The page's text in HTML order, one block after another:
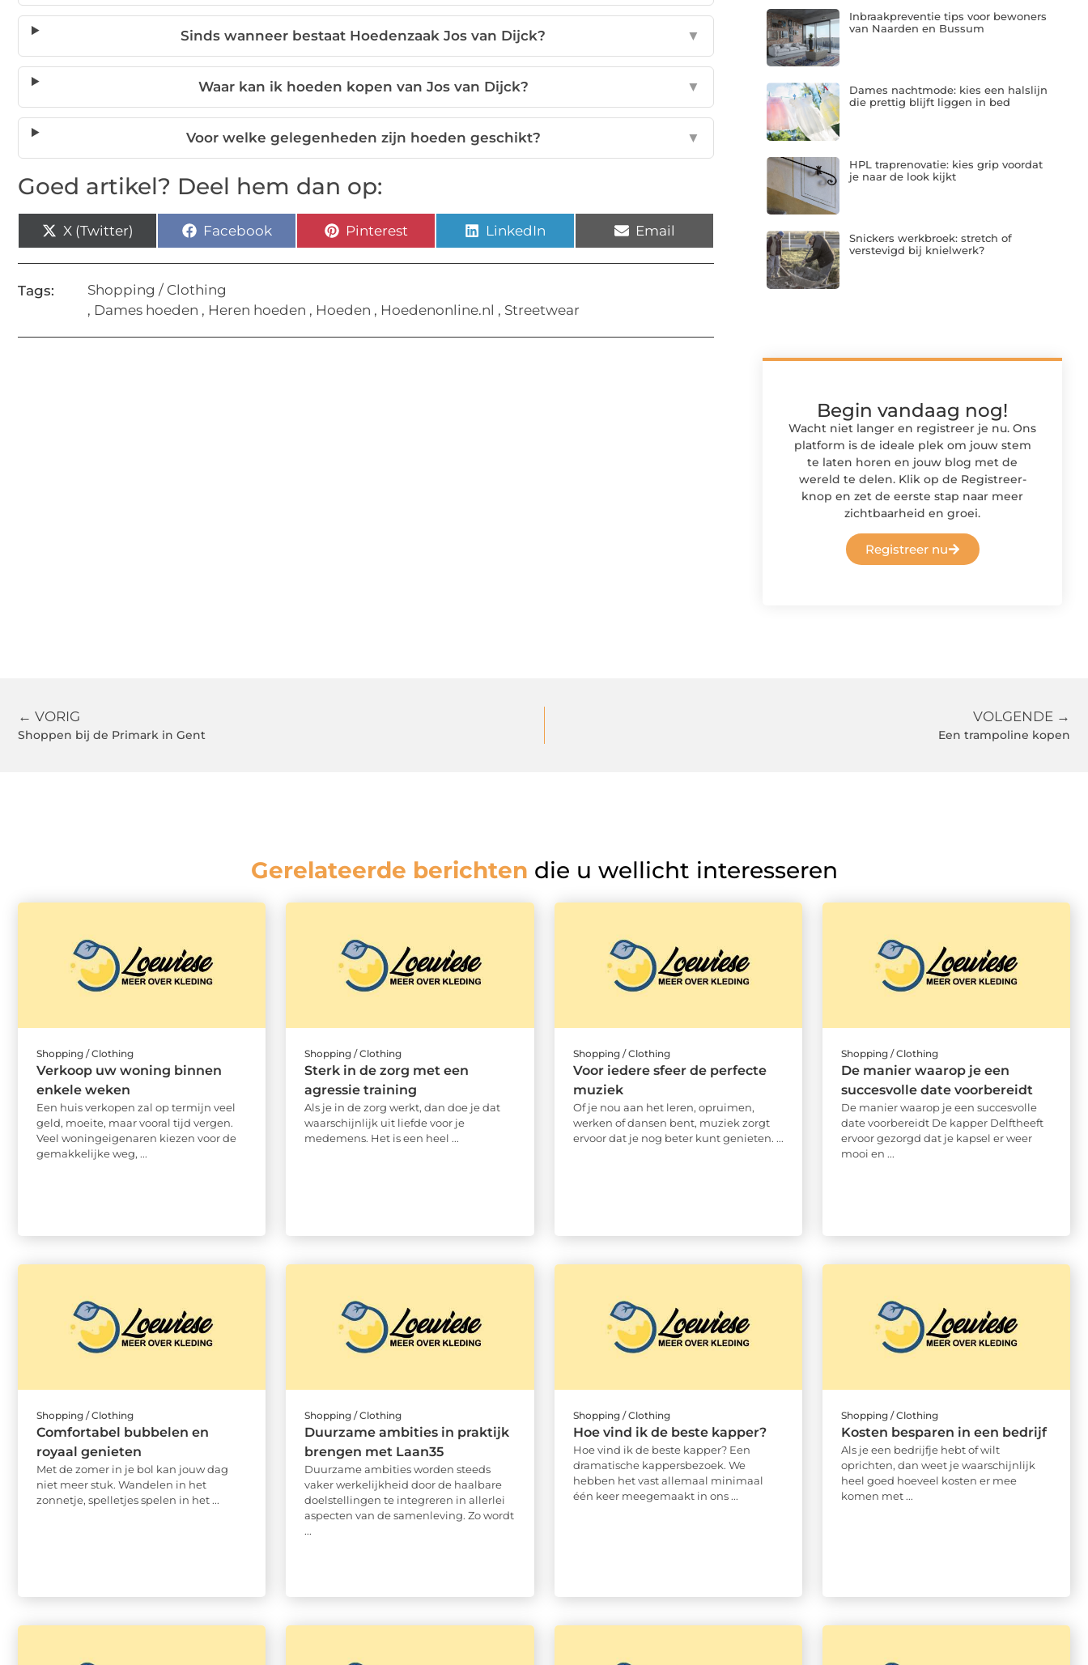
Sinds wanneer bestaat Hoedenzaak Jos van Dijck? ▼
Waar kan ik hoeden kopen van Jos van Dijck? ▼
Voor welke gelegenheden zijn hoeden geschikt? ▼
Goed artikel? Deel hem dan op:
X (Twitter) Facebook Pinterest LinkedIn Email
Tags:
Shopping / Clothing
, Dames hoeden , Heren hoeden , Hoeden , Hoedenonline.nl , Streetwear
Inbraakpreventie tips voor bewoners
van Naarden en Bussum
Dames nachtmode: kies een halslijn
die prettig blijft liggen in bed
HPL traprenovatie: kies grip voordat
je naar de look kijkt
Snickers werkbroek: stretch of
verstevigd bij knielwerk?
Begin vandaag nog!
Wacht niet langer en registreer je nu. Ons
platform is de ideale plek om jouw stem
te laten horen en jouw blog met de
wereld te delen. Klik op de Registreer-
knop en zet de eerste stap naar meer
zichtbaarheid en groei.
Registreer nu
← VORIG
Shoppen bij de Primark in Gent
VOLGENDE →
Een trampoline kopen
Gerelateerde berichten die u wellicht interesseren
Shopping / Clothing
Verkoop uw woning binnen
enkele weken
Een huis verkopen zal op termijn veel
geld, moeite, maar vooral tijd vergen.
Veel woningeigenaren kiezen voor de
gemakkelijke weg, ...
Shopping / Clothing
Sterk in de zorg met een
agressie training
Als je in de zorg werkt, dan doe je dat
waarschijnlijk uit liefde voor je
medemens. Het is een heel ...
Shopping / Clothing
Voor iedere sfeer de perfecte
muziek
Of je nou aan het leren, opruimen,
werken of dansen bent, muziek zorgt
ervoor dat je nog beter kunt genieten. ...
Shopping / Clothing
De manier waarop je een
succesvolle date voorbereidt
De manier waarop je een succesvolle
date voorbereidt De kapper Delftheeft
ervoor gezorgd dat je kapsel er weer
mooi en ...
Shopping / Clothing
Comfortabel bubbelen en
royaal genieten
Met de zomer in je bol kan jouw dag
niet meer stuk. Wandelen in het
zonnetje, spelletjes spelen in het ...
Shopping / Clothing
Duurzame ambities in praktijk
brengen met Laan35
Duurzame ambities worden steeds
vaker werkelijkheid door de haalbare
doelstellingen te integreren in allerlei
aspecten van de samenleving. Zo wordt
...
Shopping / Clothing
Hoe vind ik de beste kapper?
Hoe vind ik de beste kapper? Een
dramatische kappersbezoek. We
hebben het vast allemaal minimaal
één keer meegemaakt in ons ...
Shopping / Clothing
Kosten besparen in een bedrijf
Als je een bedrijfje hebt of wilt
oprichten, dan weet je waarschijnlijk
heel goed hoeveel kosten er mee
komen met ...